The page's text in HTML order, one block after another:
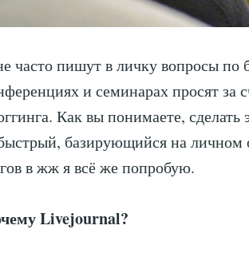
часто пишут в личку вопросы по
и семинарах просят за
Как вы понимаете,
базирующийся на личном
в жж я всё же попробую.
Livejournal?